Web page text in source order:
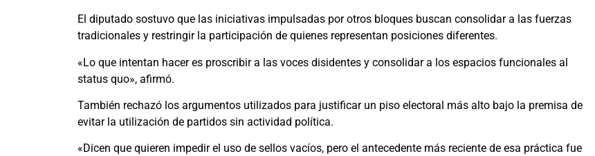
El diputado sostuvo que las iniciativas impulsadas por otros bloques buscan consolidar a las fuerzas
tradicionales y restringir la participación de quienes representan posiciones diferentes.
«Lo que intentan hacer es proscribir a las voces disidentes y consolidar a los espacios funcionales al
status quo», afirmó.
También rechazó los argumentos utilizados para justificar un piso electoral más alto bajo la premisa de
evitar la utilización de partidos sin actividad política.
«Dicen que quieren impedir el uso de sellos vacíos, pero el antecedente más reciente de esa práctica fue